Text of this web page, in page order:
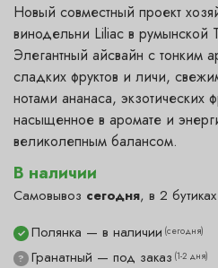
В наличии
Самовывоз сегодня, в 2 бутиках
? Гранатный — под заказ (1-2 дня)
✓ Полянка — в наличии (сегодня)
Новый совместный проект
винодельни Liliac в румынской
Элегантный айсвайн с тонким
сладких фруктов и личи,
нотами ананаса, экзотических
насыщенное в аромате и
великолепным балансом.